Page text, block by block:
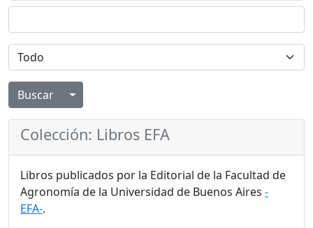
Alternar menú desplegable
Colección: Libros EFA
Libros publicados por la Editorial de la Facultad de
Agronomía de la Universidad de Buenos Aires -
EFA-.